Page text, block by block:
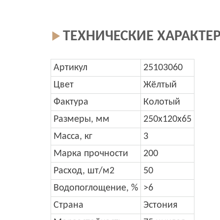
ТЕХНИЧЕСКИЕ
Артикул
25103060
Цвет
Жёлтый
Фактура
Колотый
Размеры, мм
250х120х65
Масса, кг
3
Марка прочности
200
Расход, шт/м2
50
Водопоглощение, % >6
Страна
Эстония